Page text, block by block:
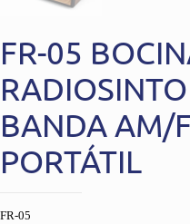
FR-05
BANDA AM/
PORTÁTIL
FR-05